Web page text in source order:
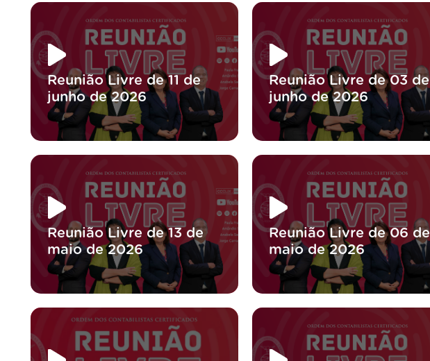
Reunião Livre de 11 de
junho de 2026
Reunião Livre de 03 de
junho de 2026
Reunião Livre de 13 de
maio de 2026
Reunião Livre de 06 de
maio de 2026